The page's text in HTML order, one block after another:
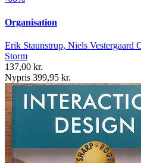
Organisation
Erik Staunstrup, Niels Vestergaard
Storm
137,00 kr.
Nypris 399,95 kr.